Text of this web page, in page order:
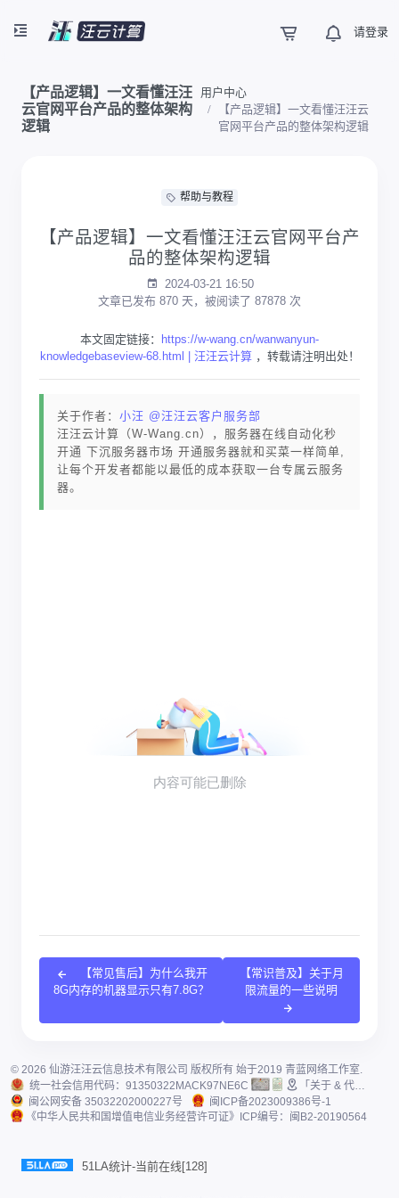
请登录
【产品逻辑】一文看懂汪汪
云官网平台产品的整体架构
逻辑
用户中心
【产品逻辑】一文看懂汪汪云
官网平台产品的整体架构逻辑
帮助与教程
【产品逻辑】一文看懂汪汪云官网平台产
品的整体架构逻辑
2024-03-21 16:50
文章已发布 870 天，被阅读了 87878 次
本文固定链接：
https://w-wang.cn/wanwanyun-
knowledgebaseview-68.html | 汪汪云计算，转载请注明出处！
关于作者： 小汪 @汪汪云客户服务部
汪汪云计算（W-Wang.cn），服务器在线自动化秒
开通 下沉服务器市场 开通服务器就和买菜一样简单,
让每个开发者都能以最低的成本获取一台专属云服务
器。
【常见售后】为什么我开
8G内存的机器显示只有7.8G？
【常识普及】关于月
限流量的一些说明
© 2026 仙游汪汪云信息技术有限公司 版权所有 始于2019 青蓝网络工作室.
统一社会信用代码：91350322MACK97NE6C
「关于 & 代理声明」
闽公网安备 35032202000227号
闽ICP备2023009386号-1
《中华人民共和国增值电信业务经营许可证》
ICP编号 ：闽B2-20190564
51LA统计-当前在线[128]